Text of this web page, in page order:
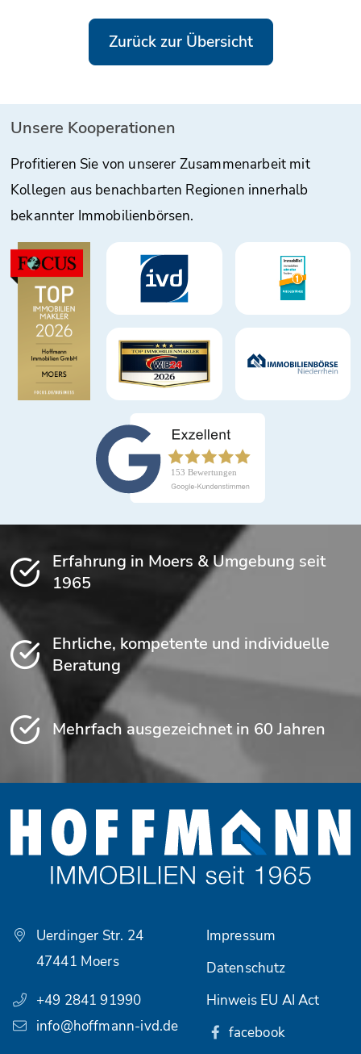
Zurück zur Übersicht
Unsere Kooperationen
Profitieren Sie von unserer Zusammenarbeit mit
Kollegen aus benachbarten Regionen innerhalb
bekannter Immobilienbörsen.
Erfahrung in Moers & Umgebung seit
1965
Ehrliche, kompetente und individuelle
Beratung
Mehrfach ausgezeichnet in 60 Jahren
Uerdinger Str. 24
47441 Moers
+49 2841 91990
info@hoffmann-ivd.de
Impressum
Datenschutz
Hinweis EU AI Act
facebook